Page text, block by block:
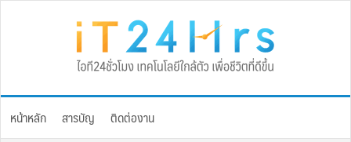
หน้าหลัก สารบัญ ติดต่องาน